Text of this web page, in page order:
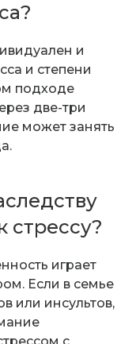
и
и степени
подходе
две-три
может занять
стрессу?
играет
Если в семье
или инсультов,